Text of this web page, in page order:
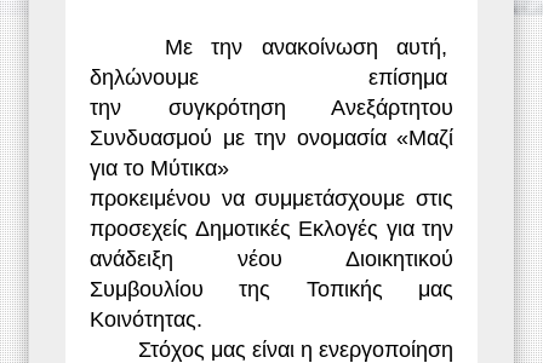
Με την ανακοίνωση αυτή,
δηλώνουμε επίσημα
την συγκρότηση Ανεξάρτητου
Συνδυασμού με την ονομασία «Μαζί
για το Μύτικα»
προκειμένου να συμμετάσχουμε στις
προσεχείς Δημοτικές Εκλογές για την
ανάδειξη νέου Διοικητικού
Συμβουλίου της Τοπικής μας
Κοινότητας.
Στόχος μας είναι η ενεργοποίηση